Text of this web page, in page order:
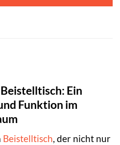
Ein
Funktion im
Beistelltisch, der nicht nur